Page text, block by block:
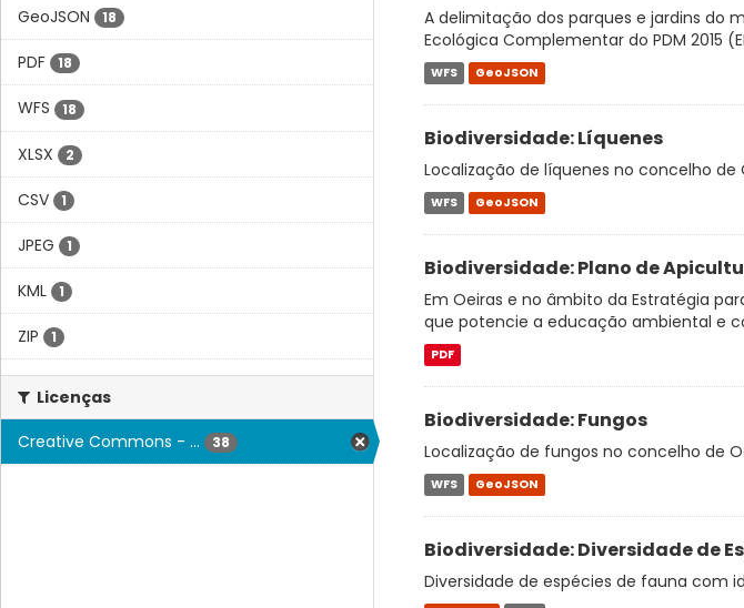
GeoJSON
18
PDF 18
WFS 18
XLSX 2
CSV 1
JPEG 1
KML 1
ZIP 1
Licenças
Creative Commons - ...
38
A delimitação dos parques e jardins do
Ecológica Complementar do PDM 2015
WFS GeoJSON
Biodiversidade: Líquenes
Localização de líquenes no concelho de
WFS GeoJSON
Biodiversidade: Plano de
Em Oeiras e no âmbito da Estratégia
que potencie a educação ambiental e
PDF
Biodiversidade: Fungos
Localização de fungos no concelho de
WFS GeoJSON
Biodiversidade: Diversidade de
Diversidade de espécies de fauna com